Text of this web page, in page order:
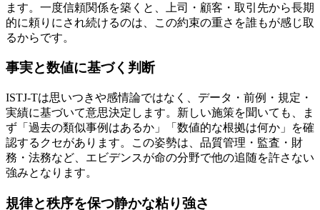
ます。一度信頼関係を築くと、上司・顧客・取引先から長期
的に頼りにされ続けるのは、この約束の重さを誰もが感じ取
るからです。
事実と数値に基づく判断
ISTJ-Tは思いつきや感情論ではなく、データ・前例・規定・
実績に基づいて意思決定します。新しい施策を聞いても、ま
ず「過去の類似事例はあるか」「数値的な根拠は何か」を確
認するクセがあります。この姿勢は、品質管理・監査・財
務・法務など、エビデンスが命の分野で他の追随を許さない
強みとなります。
規律と秩序を保つ静かな粘り強さ